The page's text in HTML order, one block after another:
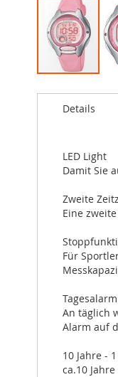
Anfang
Details
LED Light
Damit Sie
Zweite
Eine
Für
Tagesalarm
An täglich
Alarm auf
10 Jahre -
ca.10